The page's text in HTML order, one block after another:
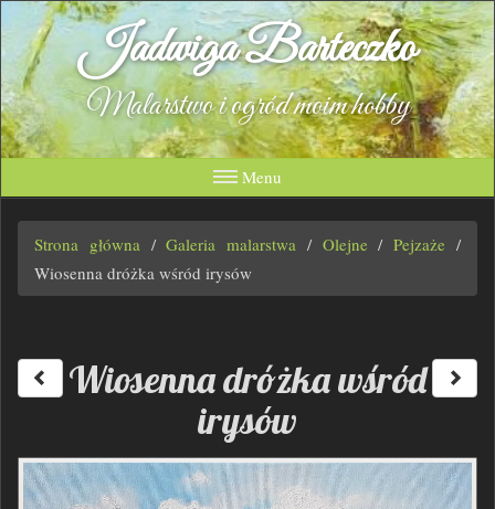
Jadwiga Barteczko
Malarstwo i ogród moim hobby
Menu
Strona główna /Galeria malarstwa / Olejne /Pejzaże /
Wiosenna dróżka wśród irysów
Wiosenna dróżka wśród
irysów